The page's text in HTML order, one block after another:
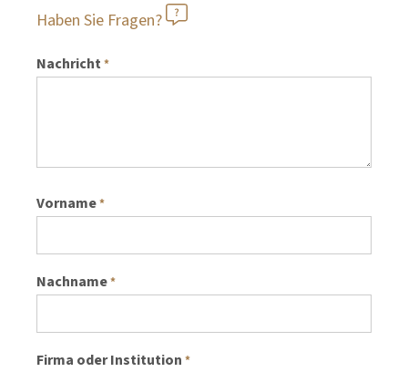
Haben Sie Fragen?
Nachricht*
Vorname*
Nachname*
Firma oder Institution *